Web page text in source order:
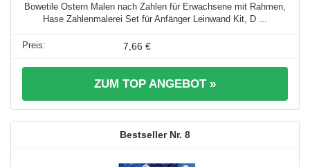
Bowetile Ostern Malen nach Zahlen für Erwachsene mit Rahmen,
Hase Zahlenmalerei Set für Anfänger Leinwand Kit, D ...
7,66 €
ZUM TOP ANGEBOT »
8